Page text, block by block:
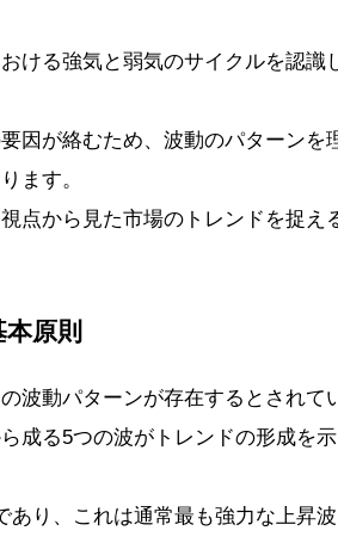
ける強気と弱気のサイクルを認識
因が絡むため、波動のパターンを
ます。
点から見た市場のトレンドを捉え
原則
波動パターンが存在するとされて
成る5つの波がトレンドの形成を
り、これは通常最も強力な上昇波